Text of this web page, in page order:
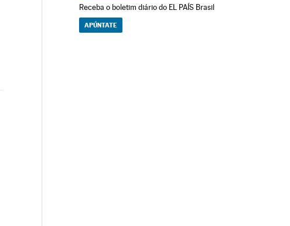
Receba o boletim diário do EL PAÍS Brasil
APÚNTATE